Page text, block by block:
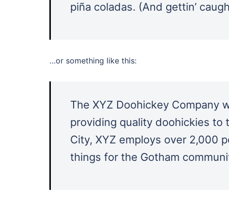
piña coladas. (And gettin’
…or something like this:
The XYZ Doohickey Company
providing quality doohickies to
City, XYZ employs over 2,000
things for the Gotham